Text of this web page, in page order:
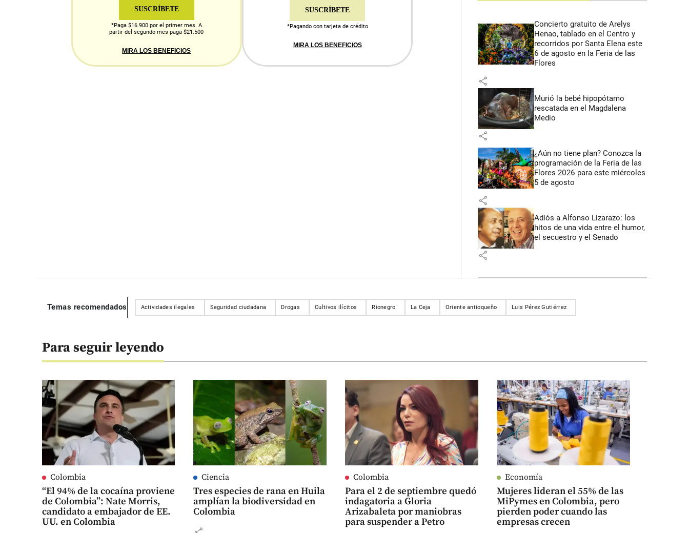
SUSCRÍBETE
*Paga $16.900 por el primer mes. A
partir del segundo mes paga $21.500
MIRA LOS BENEFICIOS
SUSCRÍBETE
*Pagando con tarjeta de crédito
MIRA LOS BENEFICIOS
Concierto gratuito de Arelys
Henao, tablado en el Centro y
recorridos por Santa Elena este
6 de agosto en la Feria de las
Flores
share
Murió la bebé hipopótamo
rescatada en el Magdalena
Medio
share
¿Aún no tiene plan? Conozca la
programación de la Feria de las
Flores 2026 para este miércoles
5 de agosto
share
Adiós a Alfonso Lizarazo: los
hitos de una vida entre el humor,
el secuestro y el Senado
share
Temas recomendados Actividades ilegales Seguridad ciudadana Drogas Cultivos ilícitos Rionegro La Ceja Oriente antioqueño Luis Pérez Gutiérrez
Para seguir leyendo
Colombia
“El 94% de la cocaína proviene
de Colombia”: Nate Morris,
candidato a embajador de EE.
UU. en Colombia
Ciencia
Tres especies de rana en Huila
amplían la biodiversidad en
Colombia
Colombia
Para el 2 de septiembre quedó
indagatoria a Gloria
Arizabaleta por maniobras
para suspender a Petro
Economía
Mujeres lideran el 55% de las
MiPymes en Colombia, pero
pierden poder cuando las
empresas crecen